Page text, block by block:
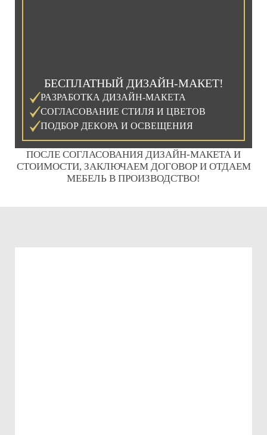
БЕСПЛАТНЫЙ ДИЗАЙН-МАКЕТ!
РАЗРАБОТКА ДИЗАЙН-МАКЕТА
СОГЛАСОВАНИЕ СТИЛЯ И ЦВЕТОВ
ПОДБОР ДЕКОРА И ОСВЕЩЕНИЯ
ПОСЛЕ СОГЛАСОВАНИЯ ДИЗАЙН-МАКЕТА И
СТОИМОСТИ, ЗАКЛЮЧАЕМ ДОГОВОР И ОТДАЕМ
МЕБЕЛЬ В ПРОИЗВОДСТВО!